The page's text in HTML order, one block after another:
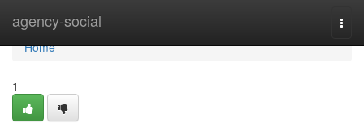
agency-social
Home
Home
1